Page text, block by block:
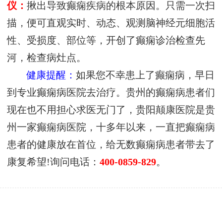
仪： 揪出导致癫痫疾病的根本原因。只需一次扫
描，便可直观实时、动态、观测脑神经元细胞活
性、受损度、部位等，开创了癫痫诊治检查先
河，检查病灶点。
健康提醒：如果您不幸患上了癫痫病，早日
到专业癫痫病医院去治疗。贵州的癫痫病患者们
现在也不用担心求医无门了，贵阳颠康医院是贵
州一家癫痫病医院，十多年以来，一直把癫痫病
患者的健康放在首位，给无数癫痫病患者带去了
康复希望!询问电话： 400-0859-829。